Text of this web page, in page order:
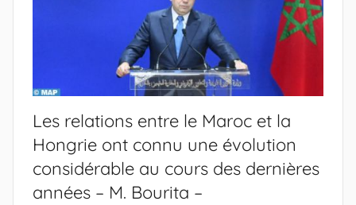
Les relations entre le Maroc et la
Hongrie ont connu une évolution
considérable au cours des dernières
années – M. Bourita –